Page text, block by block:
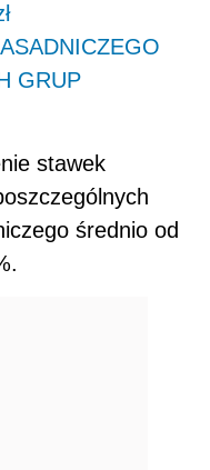
GRUP
stawek
średnio od